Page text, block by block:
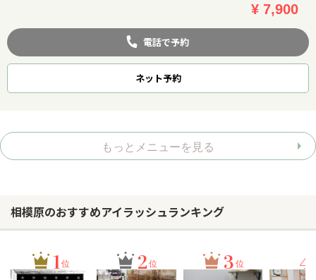
¥ 7,900
電話で予約
ネット予約
もっとメニューを見る
相模原のおすすめアイラッシュランキング
1位 2 位 3 位 4